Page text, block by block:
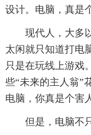
设计。电脑，真是
现代人，大多以
太闲就只知道打电
只是在玩线上游戏
些“未来的主人翁”
电脑，你真是个害
但是，电脑不